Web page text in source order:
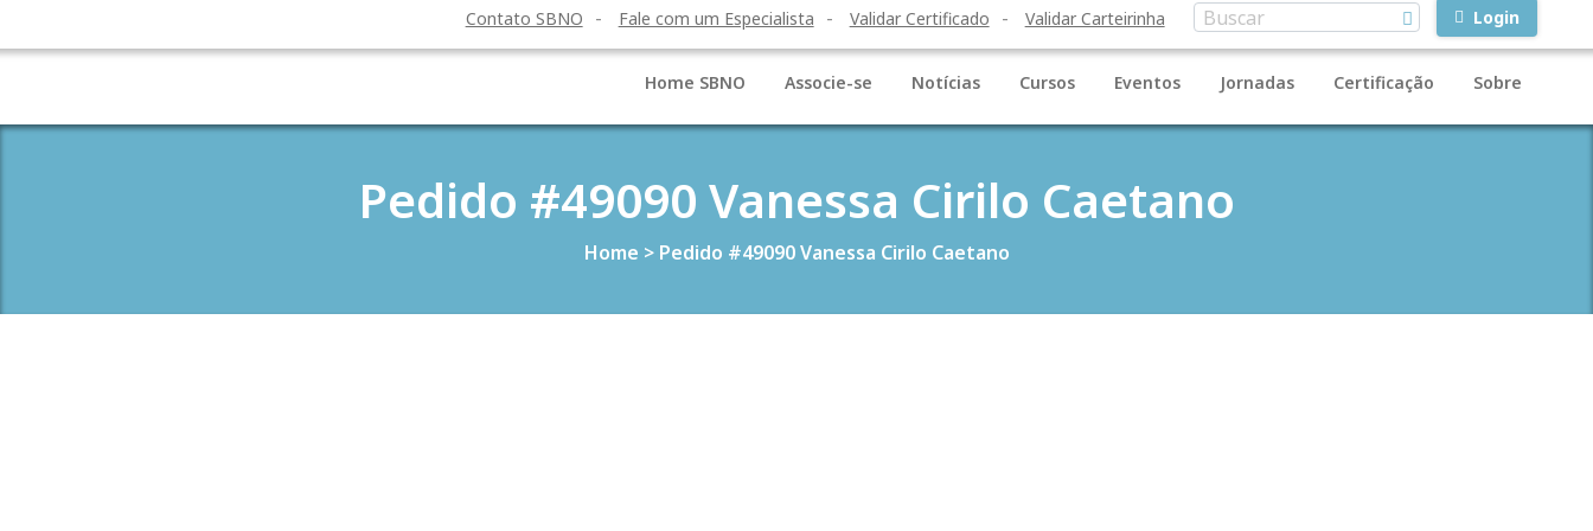
Contato SBNO Fale com um Especialista Validar Certificado Validar Carteirinha Login
Home SBNO Associe-se Notícias Cursos Eventos Jornadas Certificação Sobre
Pedido #49090 Vanessa Cirilo Caetano
Home > Pedido #49090 Vanessa Cirilo Caetano